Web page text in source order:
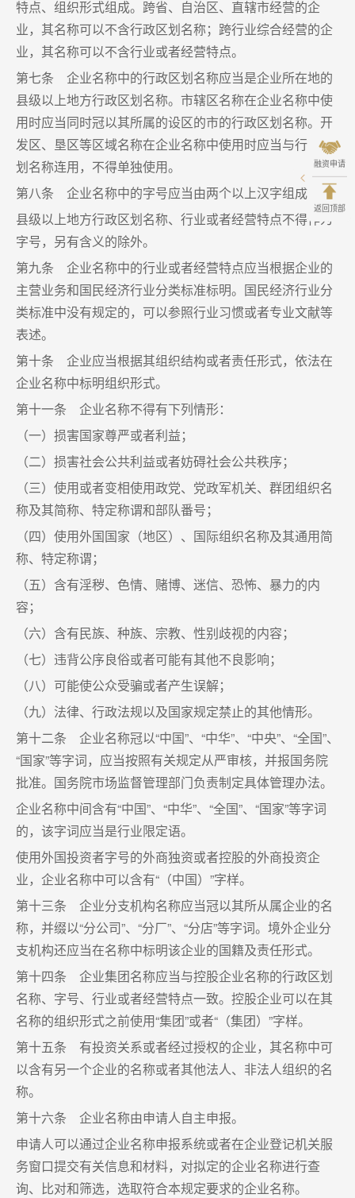
特点、组织形式组成。跨省、自治区、直辖市经营的企
业，其名称可以不含行政区划名称；跨行业综合经营的企
业，其名称可以不含行业或者经营特点。
第七条 企业名称中的行政区划名称应当是企业所在地的
县级以上地方行政区划名称。市辖区名称在企业名称中使
用时应当同时冠以其所属的设区的市的行政区划名称。开
发区、垦区等区域名称在企业名称中使用时应当与行政区
划名称连用，不得单独使用。
第八条 企业名称中的字号应当由两个以上汉字组成。
县级以上地方行政区划名称、行业或者经营特点不得作为
字号，另有含义的除外。
第九条 企业名称中的行业或者经营特点应当根据企业的
主营业务和国民经济行业分类标准标明。国民经济行业分
类标准中没有规定的，可以参照行业习惯或者专业文献等
表述。
第十条 企业应当根据其组织结构或者责任形式，依法在
企业名称中标明组织形式。
第十一条 企业名称不得有下列情形：
（一）损害国家尊严或者利益；
（二）损害社会公共利益或者妨碍社会公共秩序；
（三）使用或者变相使用政党、党政军机关、群团组织名
称及其简称、特定称谓和部队番号；
（四）使用外国国家（地区）、国际组织名称及其通用简
称、特定称谓；
（五）含有淫秽、色情、赌博、迷信、恐怖、暴力的内
容；
（六）含有民族、种族、宗教、性别歧视的内容；
（七）违背公序良俗或者可能有其他不良影响；
（八）可能使公众受骗或者产生误解；
（九）法律、行政法规以及国家规定禁止的其他情形。
第十二条 企业名称冠以“中国”、“中华”、“中央”、“全国”、
“国家”等字词，应当按照有关规定从严审核，并报国务院
批准。国务院市场监督管理部门负责制定具体管理办法。
企业名称中间含有“中国”、“中华”、“全国”、“国家”等字词
的，该字词应当是行业限定语。
使用外国投资者字号的外商独资或者控股的外商投资企
业，企业名称中可以含有“（中国）”字样。
第十三条 企业分支机构名称应当冠以其所从属企业的名
称，并缀以“分公司”、“分厂”、“分店”等字词。境外企业分
支机构还应当在名称中标明该企业的国籍及责任形式。
第十四条 企业集团名称应当与控股企业名称的行政区划
名称、字号、行业或者经营特点一致。控股企业可以在其
名称的组织形式之前使用“集团”或者“（集团）”字样。
第十五条 有投资关系或者经过授权的企业，其名称中可
以含有另一个企业的名称或者其他法人、非法人组织的名
称。
第十六条 企业名称由申请人自主申报。
申请人可以通过企业名称申报系统或者在企业登记机关服
务窗口提交有关信息和材料，对拟定的企业名称进行查
询、比对和筛选，选取符合本规定要求的企业名称。
融资申请
返回顶部